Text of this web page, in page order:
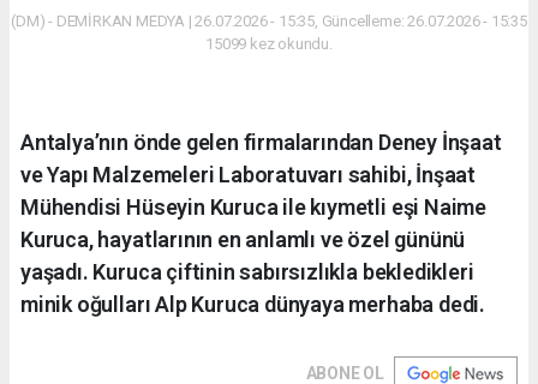
(DM) - DEMİRKAN MEDYA | 26.07.2026 - 15:35, Güncelleme: 26.07.2026 - 15:35
15099 kez okundu.
Antalya’nın önde gelen firmalarından Deney İnşaat
ve Yapı Malzemeleri Laboratuvarı sahibi, İnşaat
Mühendisi Hüseyin Kuruca ile kıymetli eşi Naime
Kuruca, hayatlarının en anlamlı ve özel gününü
yaşadı. Kuruca çiftinin sabırsızlıkla bekledikleri
minik oğulları Alp Kuruca dünyaya merhaba dedi.
ABONE OL